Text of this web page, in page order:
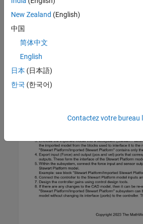
New Zealand (English)
中国
简体中文
English
日本 (日本語)
한국 (한국어)
Contactez votre bureau